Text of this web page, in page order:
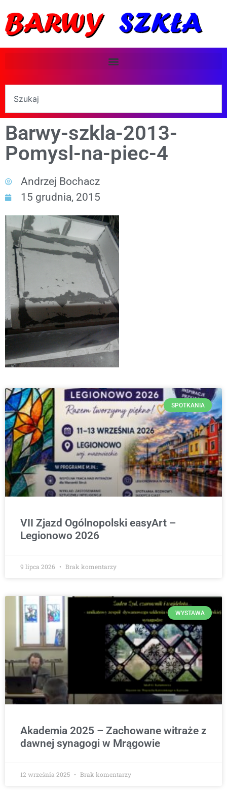
Barwy-szkla-2013-
Pomysl-na-piec-4
Andrzej Bochacz
15 grudnia, 2015
SPOTKANIA
VII Zjazd Ogólnopolski easyArt –
Legionowo 2026
9 lipca 2026 Brak komentarzy
WYSTAWA
Akademia 2025 – Zachowane witraże z
dawnej synagogi w Mrągowie
12 września 2025 Brak komentarzy